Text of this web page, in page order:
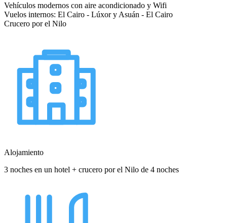
Vehículos modernos con aire acondicionado y Wifi
Vuelos internos: El Cairo - Lúxor y Asuán - El Cairo
Crucero por el Nilo
Alojamiento
3 noches en un hotel + crucero por el Nilo de 4 noches